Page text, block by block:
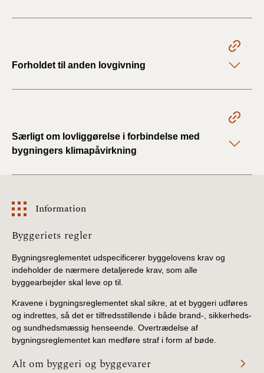
Forholdet til anden lovgivning
Særligt om lovliggørelse i forbindelse med
bygningers klimapåvirkning
Information
Information
Byggeriets regler
Bygningsreglementet udspecificerer byggelovens krav og
indeholder de nærmere detaljerede krav, som alle
byggearbejder skal leve op til.
Kravene i bygningsreglementet skal sikre, at et byggeri udføres
og indrettes, så det er tilfredsstillende i både brand-, sikkerheds-
og sundhedsmæssig henseende. Overtrædelse af
bygningsreglementet kan medføre straf i form af bøde.
Alt om byggeri og byggevarer